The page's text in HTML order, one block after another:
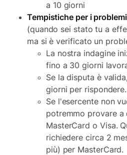
a 10 giorni
Tempistiche per i
(quando sei stato tu a
ma si è verificato un
La nostra indagine
fino a 30 giorni
Se la disputa è
giorni per rispondere.
Se l'esercente non
potremmo provare a
MasterCard o Visa.
richiedere circa 2
più) per MasterCard.